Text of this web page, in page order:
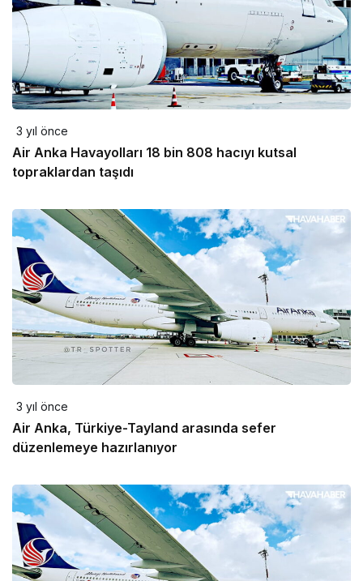
3 yıl önce
Air Anka Havayolları 18 bin 808 hacıyı kutsal
topraklardan taşıdı
3 yıl önce
Air Anka, Türkiye-Tayland arasında sefer
düzenlemeye hazırlanıyor